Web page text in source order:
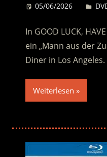
05/06/2026
In GOOD LUCK,
ein „Mann aus der
Diner in Los Angeles.
Weiterlesen